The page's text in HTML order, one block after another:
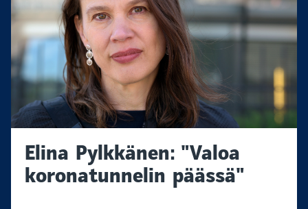
Elina Pylkkänen: "Valoa
koronatunnelin päässä"